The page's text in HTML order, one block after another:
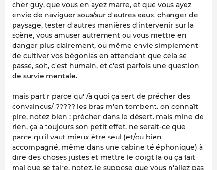
cher guy, que vous en ayez marre, et que vous ayez
envie de naviguer sous/sur d'autres eaux, changer de
paysage, tester d'autres manières d'intervenir sur la
scène, vous amuser autrement ou vous mettre en
danger plus clairement, ou même envie simplement
de cultiver vos bégonias en attendant que cela se
passe, soit, c'est humain, et c'est parfois une question
de survie mentale.
mais partir parce qu' /à quoi ça sert de précher des
convaincus/ ????? les bras m'en tombent. on connaît
pire, notez bien : précher dans le désert. mais mine de
rien, ça a toujours son petit effet. ne serait-ce que
parce qu'il vaut mieux être seul (et/ou bien
accompagné, même dans une cabine téléphonique) à
dire des choses justes et mettre le doigt là où ça fait
mal que se taire. notez, je suppose que vous n'allez pas